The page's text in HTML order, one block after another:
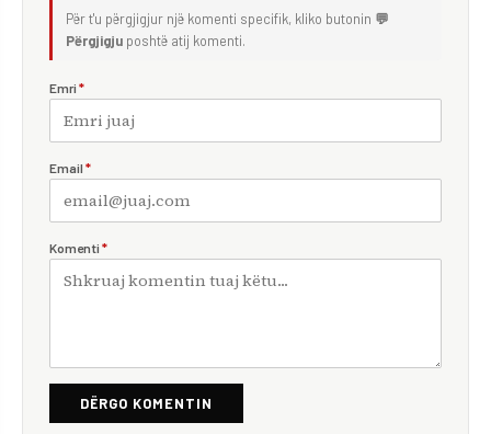
Për t'u përgjigjur një komenti specifik, kliko butonin 💬
Përgjigju poshtë atij komenti.
Emri *
Email *
Komenti *
DËRGO KOMENTIN